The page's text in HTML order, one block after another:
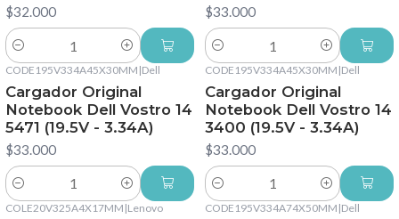
$32.000
Cantidad
$33.000
Cantidad
CODE195V334A45X30MM |Dell
Cargador Original
Notebook Dell Vostro 14
5471 (19.5V - 3.34A)
$33.000
Cantidad
CODE195V334A45X30MM |Dell
Cargador Original
Notebook Dell Vostro 14
3400 (19.5V - 3.34A)
$33.000
Cantidad
COLE20V325A4X17MM |Lenovo CODE195V334A74X50MM |Dell